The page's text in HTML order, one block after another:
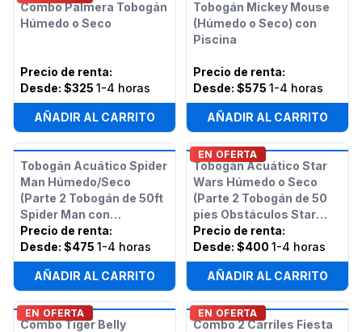
Combo Palmera Tobogán
Húmedo o Seco
Precio de renta:
Desde: $325 1-4 horas
AÑADIR AL CARRITO
Tobogán Mickey Mouse
(Húmedo o Seco) con
Piscina
Precio de renta:
Desde: $575 1-4 horas
AÑADIR AL CARRITO
Tobogán Acuático Spider
Man Húmedo/Seco
(Parte 2 Tobogán de 50ft
Spider Man con
Obstáculos)
Precio de renta:
Desde: $475 1-4 horas
AÑADIR AL CARRITO
EN OFERTA
Tobogán Acuático Star
Wars Húmedo o Seco
(Parte 2 Tobogán de 50
pies Obstáculos Star
Wars)
Precio de renta:
Desde: $400 1-4 horas
AÑADIR AL CARRITO
EN OFERTA
Combo Tiger Belly
EN OFERTA
Combo 2 Carriles Fiesta